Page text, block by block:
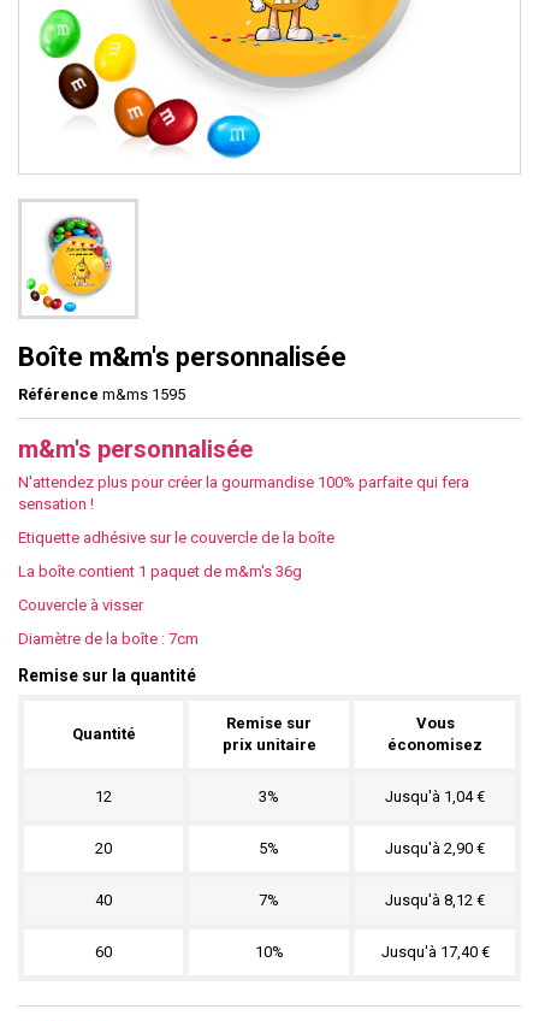
Boîte m&m's personnalisée
Référence m&ms 1595
m&m's personnalisée
N'attendez plus pour créer la gourmandise 100% parfaite qui fera
sensation !
Etiquette adhésive sur le couvercle de la boîte
La boîte contient 1 paquet de m&m's 36g
Couvercle à visser
Diamètre de la boîte : 7cm
Remise sur la quantité
Quantité
Remise sur
prix unitaire
Vous
économisez
12 3% Jusqu'à 1,04 €
20 5% Jusqu'à 2,90 €
40 7% Jusqu'à 8,12 €
60 10% Jusqu'à 17,40 €